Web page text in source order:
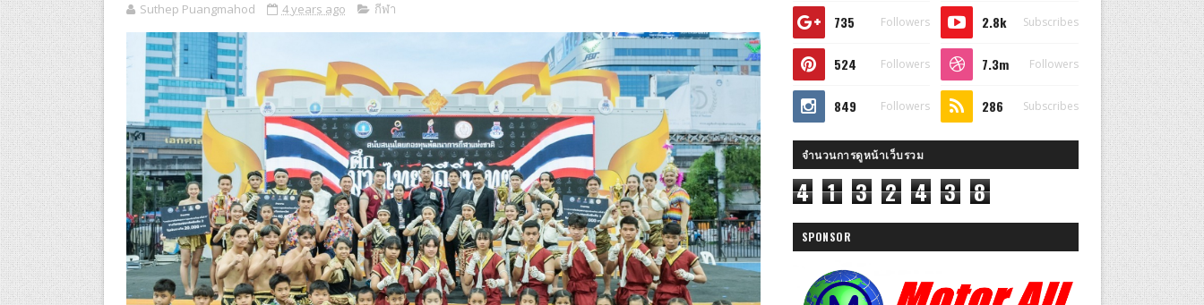
Suthep Puangmahod 4 years ago กีฬา
735 Followers 2.8k Subscribes
524 Followers 7.3m Followers
849 Followers 286 Subscribes
จำนวนการดูหน้าเว็บรวม
4 1 3 2 4 3 8
SPONSOR